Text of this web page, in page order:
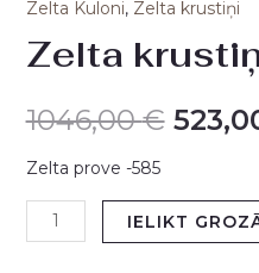
Zelta Kuloni, Zelta krustiņi
Zelta
1046,00€
Zelta prove -585
IELIKT